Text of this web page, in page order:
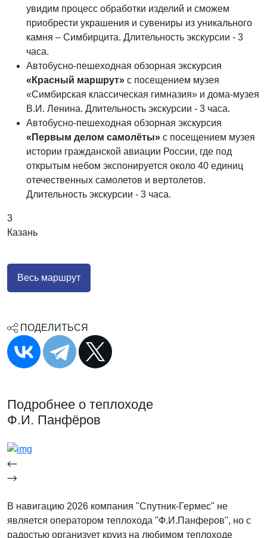
увидим процесс обработки изделий и сможем
приобрести украшения и сувениры из уникального
камня – Симбирцита. Длительность экскурсии - 3
часа.
Автобусно-пешеходная обзорная экскурсия
«Красный маршрут» с посещением музея
«Симбирская классическая гимназия» и дома-музея
В.И. Ленина. Длительность экскурсии - 3 часа.
Автобусно-пешеходная обзорная экскурсия
«Первым делом самолёты» с посещением музея
истории гражданской авиации России, где под
открытым небом экспонируется около 40 единиц
отечественных самолетов и вертолетов.
Длительность экскурсии - 3 часа.
3
Казань
Весь маршрут
ПОДЕЛИТЬСЯ
Подробнее о теплоходе
Ф.И. Панфёров
В навигацию 2026 компания "Спутник-Гермес" не
является оператором теплохода "Ф.И.Панферов", но с
радостью организует круиз на любимом теплоходе